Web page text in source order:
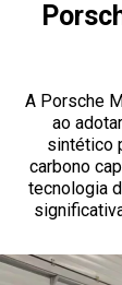
A Porsche
ao
sintético
carbono
tecnologia